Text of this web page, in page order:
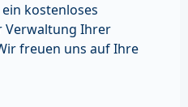
kostenloses
Verwaltung Ihrer
freuen uns auf Ihre